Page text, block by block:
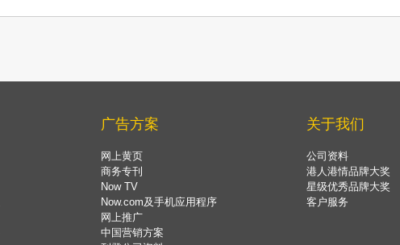
广告方案
网上黄页
商务专刊
Now TV
Now.com及手机应用程序
网上推广
中国营销方案
关于我们
公司资料
港人港情品牌大奖
星级优秀品牌大奖
客户服务